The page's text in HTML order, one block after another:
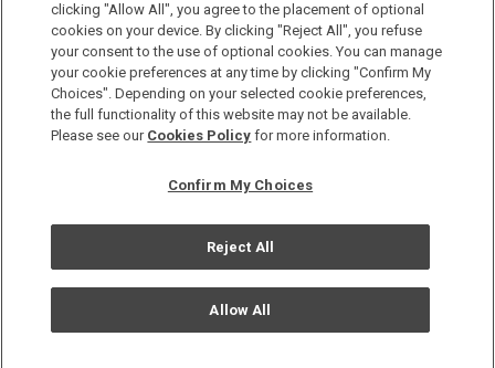
Copyright © Okura Nikko Hotel Management Co., Ltd. All
Rights Reserved.
개인정보 보호방침
사이트 운영정책
clicking "Allow All", you agree to the placement of optional
cookies on your device. By clicking "Reject All", you refuse
your consent to the use of optional cookies. You can manage
your cookie preferences at any time by clicking "Confirm My
Choices". Depending on your selected cookie preferences,
the full functionality of this website may not be available.
Please see our Cookies Policy for more information.
Confirm My Choices
Reject All
Allow All